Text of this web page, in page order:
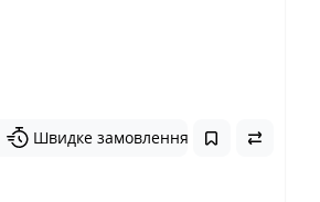
Швидке замовлення